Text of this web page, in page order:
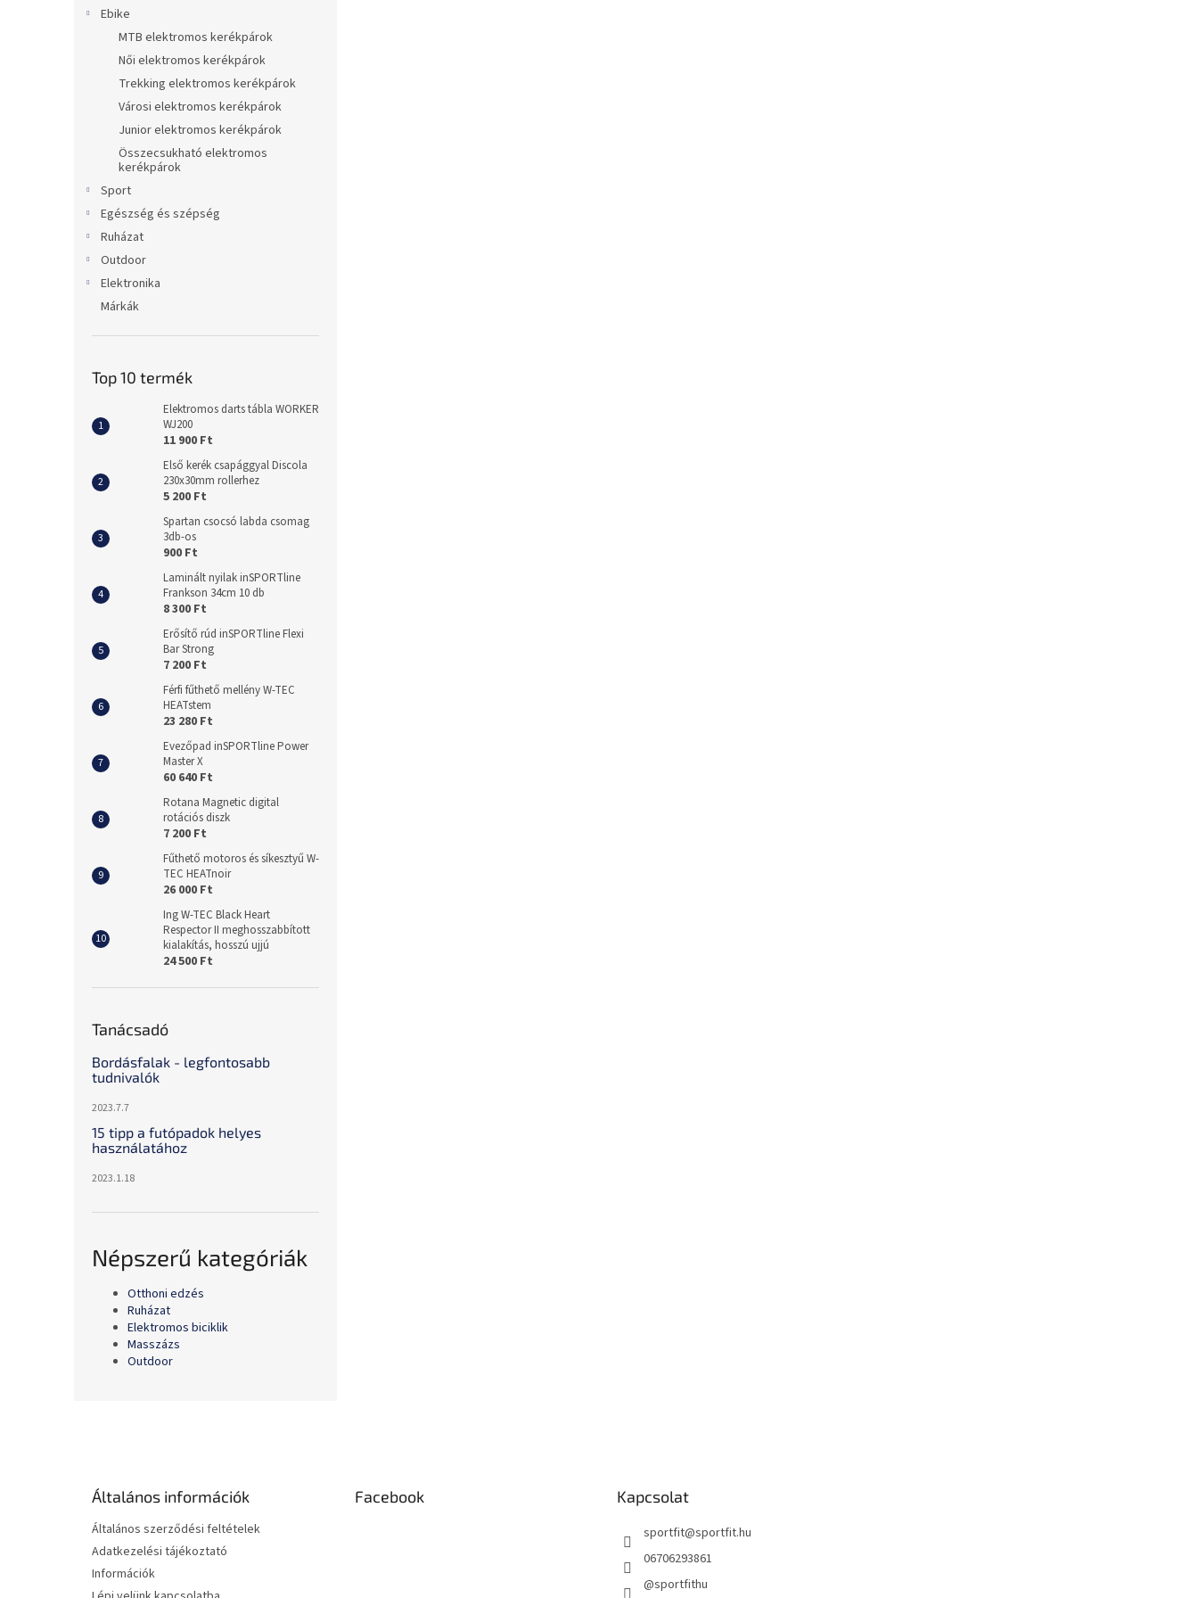
Ebike
MTB elektromos kerékpárok
Női elektromos kerékpárok
Trekking elektromos kerékpárok
Városi elektromos kerékpárok
Junior elektromos kerékpárok
Összecsukható elektromos
kerékpárok
Sport
Egészség és szépség
Ruházat
Outdoor
Elektronika
Márkák
Top 10 termék
Elektromos darts tábla WORKER
WJ200
11 900 Ft
Első kerék csapággyal Discola
230x30mm rollerhez
5 200 Ft
Spartan csocsó labda csomag
3db-os
900 Ft
Laminált nyilak inSPORTline
Frankson 34cm 10 db
8 300 Ft
Erősítő rúd inSPORTline Flexi
Bar Strong
7 200 Ft
Férfi fűthető mellény W-TEC
HEATstem
23 280 Ft
Evezőpad inSPORTline Power
Master X
60 640 Ft
Rotana Magnetic digital
rotációs diszk
7 200 Ft
Fűthető motoros és síkesztyű W-
TEC HEATnoir
26 000 Ft
Ing W-TEC Black Heart
Respector II meghosszabbított
kialakítás, hosszú ujjú
24 500 Ft
Tanácsadó
Bordásfalak - legfontosabb
tudnivalók
2023.7.7
15 tipp a futópadok helyes
használatához
2023.1.18
Népszerű kategóriák
Otthoni edzés
Ruházat
Elektromos biciklik
Masszázs
Outdoor
Általános információk
Általános szerződési feltételek
Adatkezelési tájékoztató
Információk
Facebook Kapcsolat
sportfit@sportfit.hu
06706293861
@sportfithu